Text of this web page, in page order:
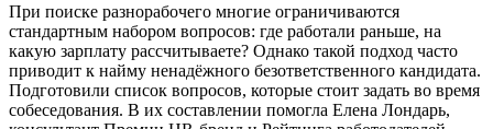
При поиске разнорабочего многие ограничиваются
стандартным набором вопросов: где работали раньше, на
какую зарплату рассчитываете? Однако такой подход часто
приводит к найму ненадёжного безответственного кандидата.
Подготовили список вопросов, которые стоит задать во время
собеседования. В их составлении помогла Елена Лондарь,